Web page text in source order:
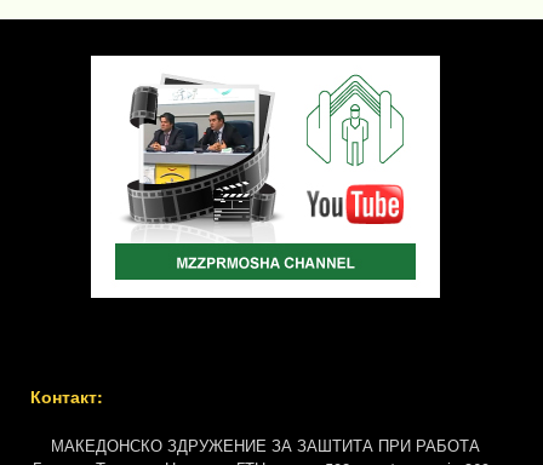
Контакт:
МАКЕДОНСКО ЗДРУЖЕНИЕ ЗА ЗАШТИТА ПРИ РАБОТА